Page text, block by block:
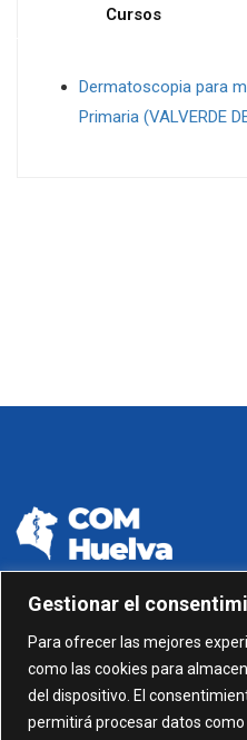
Gestionar el
Para ofrecer las mejores
como las cookies para
del dispositivo. El
permitirá procesar datos
Cursos
Dermatoscopia para
Primaria (VALVERDE
C/ Gonzalez García nº 11,